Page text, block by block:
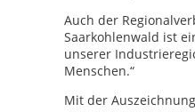
Auch der
Saarkohlenwald ist
unserer
Menschen.“
Mit der Auszeichnung